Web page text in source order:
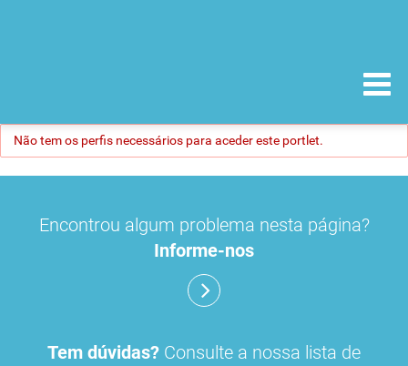
Não tem os perfis necessários para aceder este portlet.
Encontrou algum problema nesta página?
Informe-nos
Tem dúvidas? Consulte a nossa lista de